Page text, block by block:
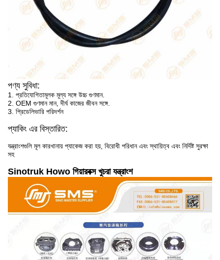
পণ্য সুবিধা:
1. প্রতিযোগিতামূলক মূল্য সঙ্গে উচ্চ গুণমান.
2. OEM গুণমান মান, দীর্ঘ কাজের জীবন সঙ্গে.
3. প্রিডেলিভারি পরিদর্শন
প্যাকিং এর বিস্তারিত:
যন্ত্রাংশগুলি মূল কারখানায় প্যাকেজ করা হয়, বিরোধী পরিধান এবং স্থায়িত্ব এবং নির্দিষ্ট সুরক্ষা
সহ
Sinotruk Howo গিয়ারবক্স খুচরা যন্ত্রাংশ